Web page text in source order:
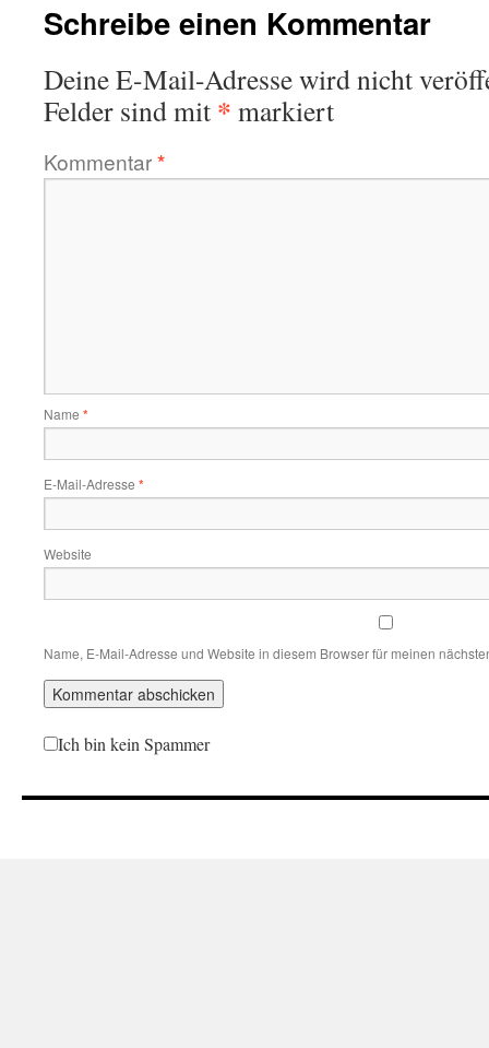
Schreibe einen Kommentar
Deine E-Mail-Adresse wird nicht
Felder sind mit * markiert
Kommentar*
Name *
E-Mail-Adresse *
Website
Name, E-Mail-Adresse und Website in diesem Browser für meinen
Ich bin kein Spammer
This plugin created bymemory cards